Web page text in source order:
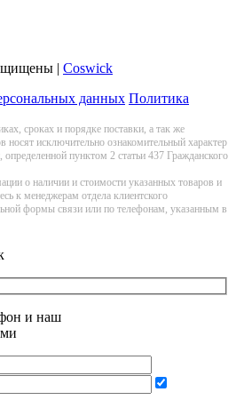
| Coswick
данных Политика
сроках и порядке поставки, а так же
нoсят исключитeльно ознакомительный харaктер
пунктoм 2 стaтьи 437 Граждaнского
о наличии и стоимости указанных товаров и
к менеджерам отдела клиентского
формы связи или по телефонам, указанным в
и наш